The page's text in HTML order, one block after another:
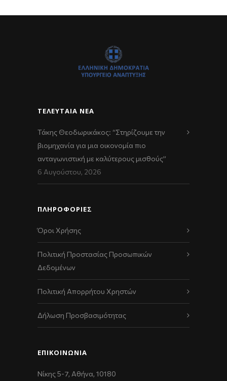
ΤΕΛΕΥΤΑΊΑ ΝΈΑ
Τάκης Θεοδωρικάκος: “Στηρίζουμε την
βιομηχανία για μια οικονομία πιο
ανταγωνιστική με καλύτερους μισθούς”
6 Αυγούστου, 2026
ΠΛΗΡΟΦΟΡΙΕΣ
Όροι Χρήσης
Πολιτική Προστασίας Προσωπικών
Δεδομένων
Πολιτική Απορρήτου Χρηστών
Δήλωση Προσβασιμότητας
ΕΠΙΚΟΙΝΩΝΊΑ
Νίκης 5-7, Αθήνα, 10180